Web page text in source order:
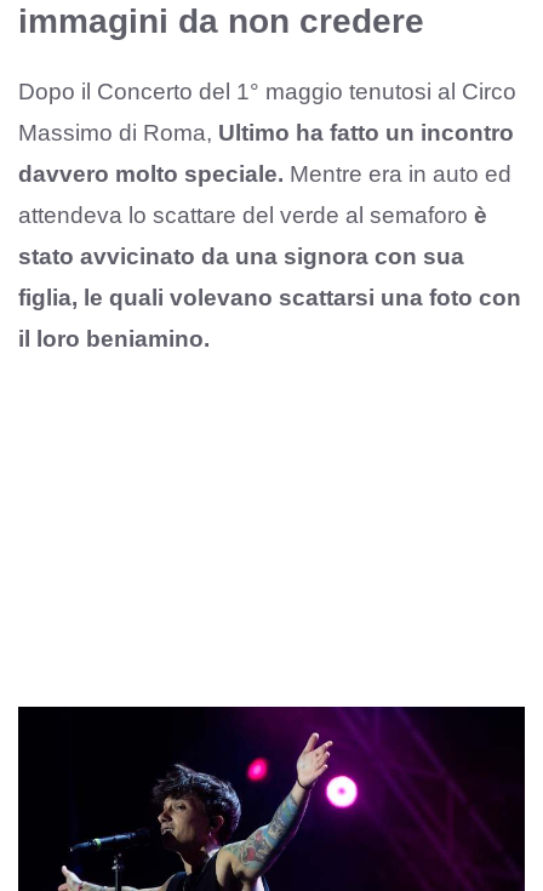
immagini da non credere
Dopo il Concerto del 1° maggio tenutosi al Circo
Massimo di Roma, Ultimo ha fatto un incontro
davvero molto speciale. Mentre era in auto ed
attendeva lo scattare del verde al semaforo è
stato avvicinato da una signora con sua
figlia, le quali volevano scattarsi una foto con
il loro beniamino.